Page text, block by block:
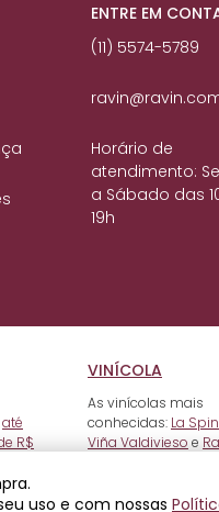
ENTRE EM
(11) 5574-5789
Horário de
atendimento:
a Sábado das
19h
até
R$
VINÍCOLA
As vinícolas mais
conhecidas: La
Viña Valdivieso e
uso e com nossas